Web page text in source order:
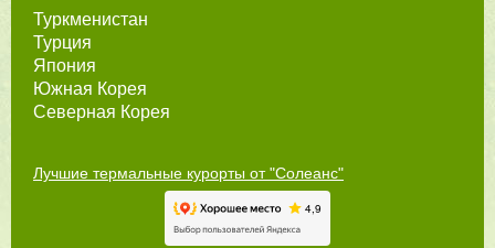
Туркменистан
Турция
Япония
Южная Корея
Северная Корея
Лучшие термальные курорты от "Солеанс"